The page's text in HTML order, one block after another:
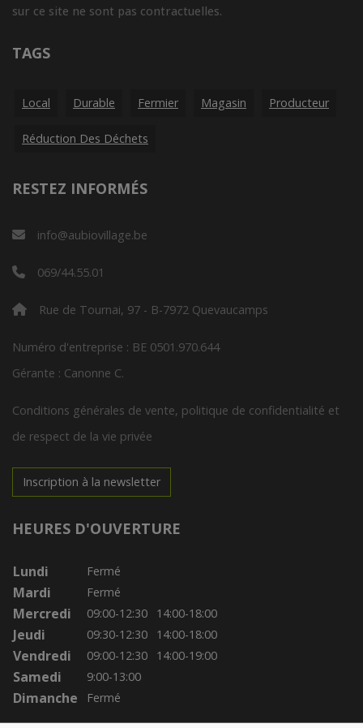
sur ce site ne sont pas contractuelles.
TAGS
Local Durable Fermier Magasin Producteur
Réduction Des Déchets
RESTEZ INFORMÉS
info@aubiovillage.be
069/44.55.01
Rue de Tournai, 97 - B-7972 Quevaucamps
Numéro d'entreprise : BE 0501.970.644
Gérante : Canonne C.
Conditions générales de vente, politique de confidentialité et
de respect de la vie privée
Inscription à la newsletter
HEURES D'OUVERTURE
Lundi Fermé
Mardi Fermé
Mercredi 09:00-12:30 14:00-18:00
Jeudi 09:30-12:30 14:00-18:00
Vendredi 09:00-12:30 14:00-19:00
Samedi 9:00-13:00
Dimanche Fermé